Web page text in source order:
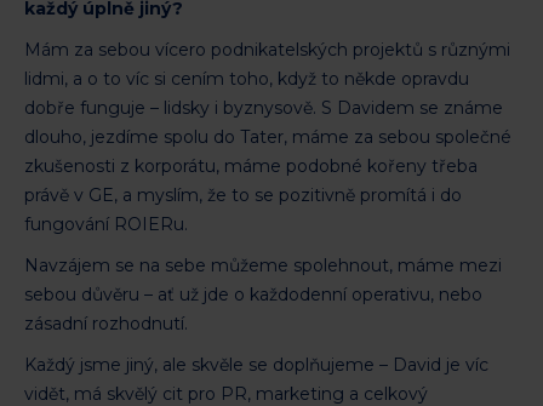
každý úplně jiný?
Mám za sebou vícero podnikatelských projektů s různými
lidmi, a o to víc si cením toho, když to někde opravdu
dobře funguje – lidsky i byznysově. S Davidem se známe
dlouho, jezdíme spolu do Tater, máme za sebou společné
zkušenosti z korporátu, máme podobné kořeny třeba
právě v GE, a myslím, že to se pozitivně promítá i do
fungování ROIERu.
Navzájem se na sebe můžeme spolehnout, máme mezi
sebou důvěru – ať už jde o každodenní operativu, nebo
zásadní rozhodnutí.
Každý jsme jiný, ale skvěle se doplňujeme – David je víc
vidět, má skvělý cit pro PR, marketing a celkový